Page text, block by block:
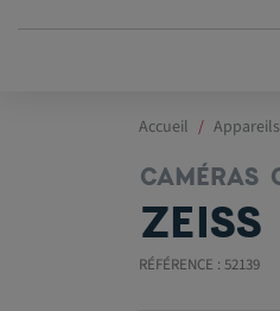
Accueil
CAMÉRAS
RÉFÉRENCE : 52139